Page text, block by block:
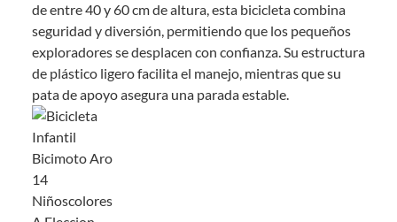
puedan deteriorarse o caducar con rapidez.
Confeccionados a la medida.
De uso personal.
En sodimac.cl te damos 30 días desde que recibes el producto . Debe
estar en perfecto estado, con todas sus etiquetas y sin uso, tal como te lo
entregamos.
Productos digitales que se entregan a través de una descarga
electrónica, por ejemplo, cupones de experiencia o programas
para el computador.
Productos a pedido o confeccionados a medida.
de entre 40 y 60 cm de altura, esta bicicleta combina
seguridad y diversión, permitiendo que los pequeños
exploradores se desplacen con confianza. Su estructura
de plástico ligero facilita el manejo, mientras que su
pata de apoyo asegura una parada estable.